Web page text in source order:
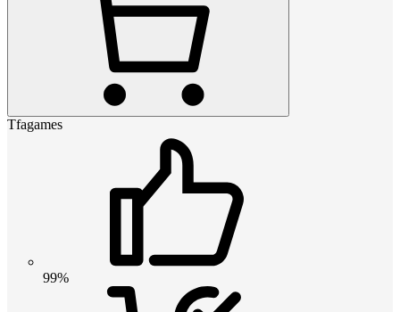
Tfagames
99%